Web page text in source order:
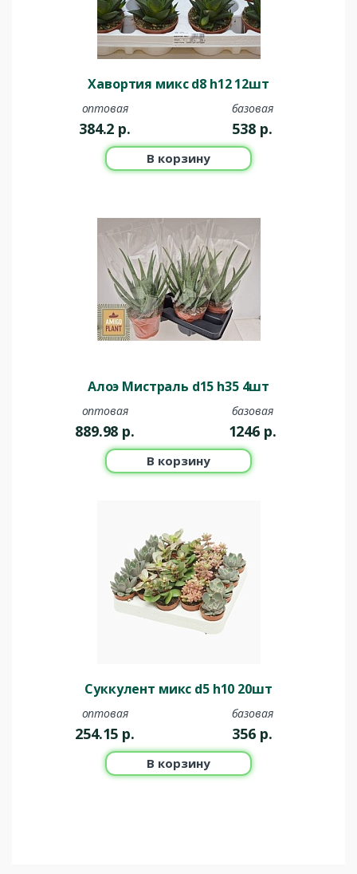
Хавортия микс d8 h12 12шт
оптовая
384.2 р.
базовая
538 р.
В корзину
Алоэ Мистраль d15 h35 4шт
оптовая
889.98 р.
базовая
1246 р.
В корзину
Суккулент микс d5 h10 20шт
оптовая
254.15 р.
базовая
356 р.
В корзину